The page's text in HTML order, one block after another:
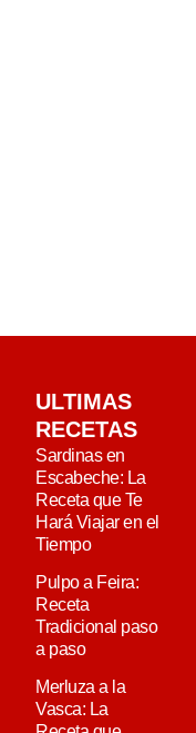
ULTIMAS
RECETAS
Sardinas en
Escabeche: La
Receta que Te
Hará Viajar en el
Tiempo
Pulpo a Feira:
Receta
Tradicional paso
a paso
Merluza a la
Vasca: La